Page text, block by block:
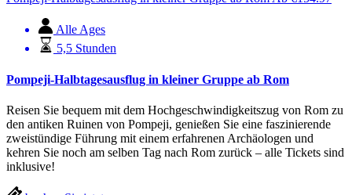
Alle Ages
5,5 Stunden
Pompeji-Halbtagesausflug in kleiner Gruppe ab Rom
Reisen Sie bequem mit dem Hochgeschwindigkeitszug von Rom zu
den antiken Ruinen von Pompeji, genießen Sie eine faszinierende
zweistündige Führung mit einem erfahrenen Archäologen und
kehren Sie noch am selben Tag nach Rom zurück – alle Tickets sind
inklusive!